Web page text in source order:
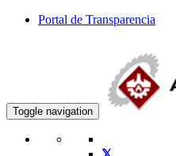
Portal de Transparencia
Toggle navigation